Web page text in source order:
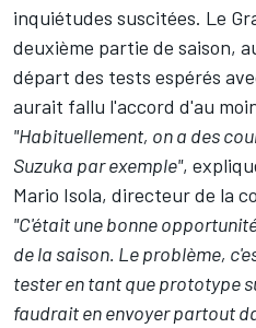
inquiétudes suscitées. Le
deuxième partie de saison,
départ des tests espérés
aurait fallu l'accord d'au
"Habituellement, on a des
Suzuka par exemple",
Mario Isola, directeur de la
"C'était une bonne
de la saison. Le problème,
tester en tant que prototype
faudrait en envoyer partout